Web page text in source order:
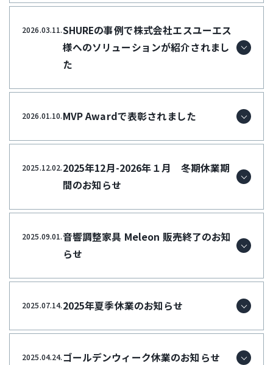
2026.03.11.SHUREの事例で株式会社エスユーエス
様へのソリューションが紹介されまし
た
2026.01.10.MVP Awardで表彰されました
2025.12.02.2025年12月-2026年１月 冬期休業期
間のお知らせ
2025.09.01.音響調整家具 Meleon 販売終了のお知
らせ
2025.07.14.2025年夏季休業のお知らせ
2025.04.24.ゴールデンウィーク休業のお知らせ